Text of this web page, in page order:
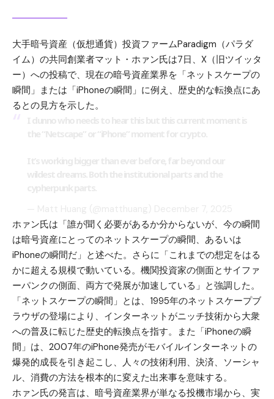
大手暗号資産（仮想通貨）投資ファームParadigm（パラダ
イム）の共同創業者マット・ホァン氏は7日、X（旧ツイッタ
ー）への投稿で、現在の暗号資産業界を「ネットスケープの
瞬間」または「iPhoneの瞬間」に例え、歴史的な転換点にあ
るとの見方を示した。
ホァン氏は「誰が聞く必要があるか分からないが、今の瞬間
は暗号資産にとってのネットスケープの瞬間、あるいは
iPhoneの瞬間だ」と述べた。さらに「これまでの想定をはる
かに超える規模で動いている。機関投資家の側面とサイファ
ーパンクの側面、両方で発展が加速している」と強調した。
「ネットスケープの瞬間」とは、1995年のネットスケープブ
ラウザの登場により、インターネットがニッチ技術から大衆
への普及に転じた歴史的転換点を指す。また「iPhoneの瞬
間」は、2007年のiPhone発売がモバイルインターネットの
爆発的成長を引き起こし、人々の技術利用、決済、ソーシャ
ル、消費の方法を根本的に変えた出来事を意味する。
ホァン氏の発言は、暗号資産業界が単なる投機市場から、実